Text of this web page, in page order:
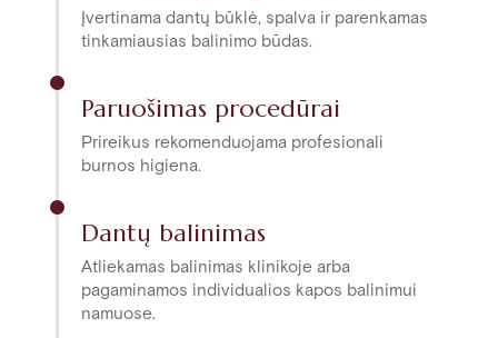
Įvertinama dantų būklė, spalva ir parenkamas
tinkamiausias balinimo būdas.
Paruošimas procedūrai
Prireikus rekomenduojama profesionali
burnos higiena.
Dantų balinimas
Atliekamas balinimas klinikoje arba
pagaminamos individualios kapos balinimui
namuose.